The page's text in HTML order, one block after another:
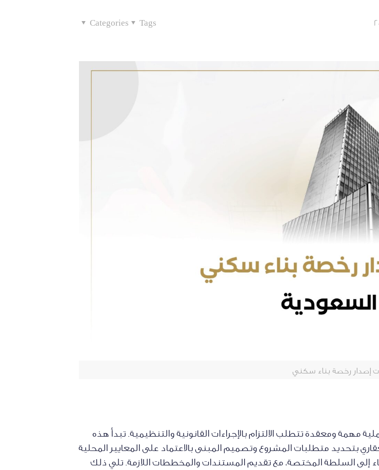
Categories Tags
إصدار رخصة بناء سكني
مهمة ومعقدة تتطلب الالتزام بالإجراءات القانونية والتنظيمية. تبدأ هذه
بتحديد متطلبات المشروع وتصميم المبنى بالاعتماد على المعايير المحلية
السلطة المختصة، مع تقديم المستندات والمخططات اللازمة. تلي ذلك